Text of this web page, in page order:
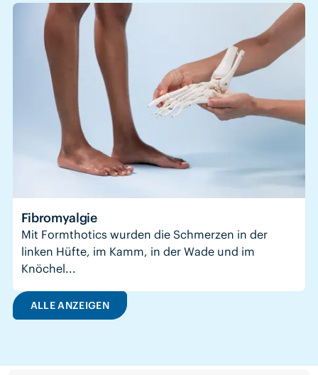
Fibromyalgie
Mit Formthotics wurden die Schmerzen in der
linken Hüfte, im Kamm, in der Wade und im
Knöchel...
ALLE ANZEIGEN